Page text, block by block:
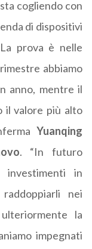
cogliendo con
di dispositivi
prova è nelle
abbiamo
anno, mentre il
il valore più alto
Yuanqing
. “In futuro
investimenti in
nei
la
impegnati